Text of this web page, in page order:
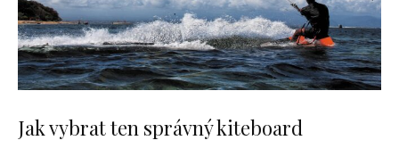
Jak vybrat ten správný kiteboard